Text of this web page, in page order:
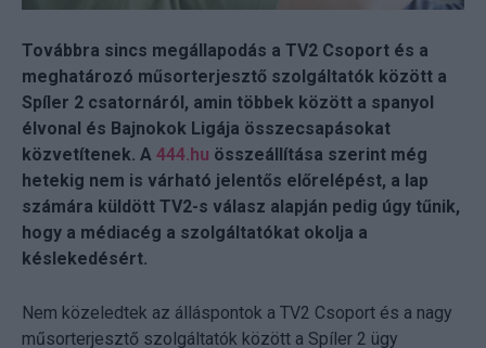
Továbbra sincs megállapodás a TV2 Csoport és a
meghatározó műsorterjesztő szolgáltatók között a
Spíler 2 csatornáról, amin többek között a spanyol
élvonal és Bajnokok Ligája összecsapásokat
közvetítenek. A 444.hu összeállítása szerint még
hetekig nem is várható jelentős előrelépést, a lap
számára küldött TV2-s válasz alapján pedig úgy tűnik,
hogy a médiacég a szolgáltatókat okolja a
késlekedésért.
Nem közeledtek az álláspontok a TV2 Csoport és a nagy
műsorterjesztő szolgáltatók között a Spíler 2 ügy